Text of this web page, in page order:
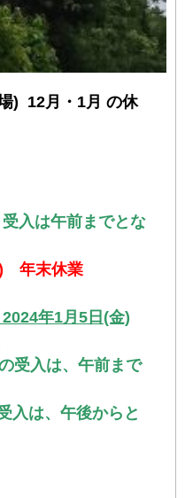
場) 12月・1月 の休
入は午前までとな
年末休業
年1月5日(金)
入は、午前まで
は、午後からと